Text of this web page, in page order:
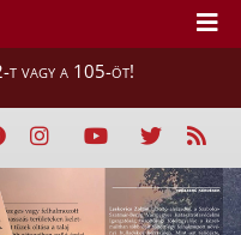
t vagy a 105-öt!
Magyar Meteorológiai
alapján az
eredetileg augusztus 4-